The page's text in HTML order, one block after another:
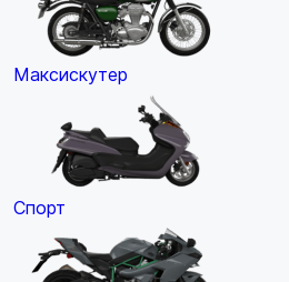
Максискутер
Спорт